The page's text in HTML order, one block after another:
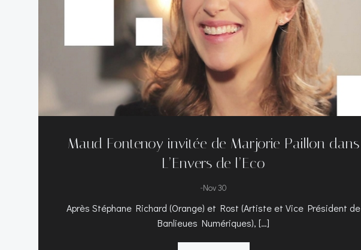
Maud Fontenoy invitée de Marjorie Paillon dans
L’Envers de l’Eco
-Nov 30
Après Stéphane Richard (Orange) et Rost (Artiste et Vice Président de
Banlieues Numériques), […]